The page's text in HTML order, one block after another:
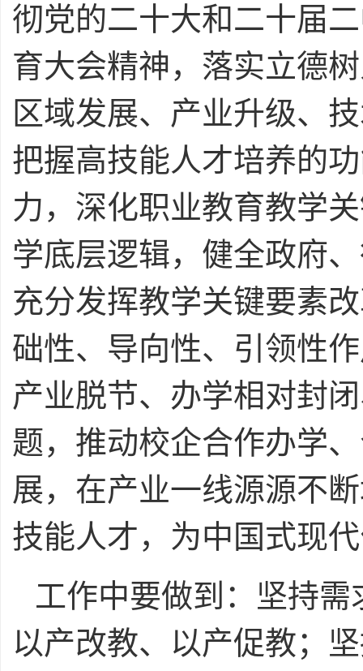
彻党的二十大和二十届
育大会精神，落实立德
区域发展、产业升级、
把握高技能人才培养的
力，深化职业教育教学
学底层逻辑，健全政府
充分发挥教学关键要素
础性、导向性、引领性
产业脱节、办学相对封
题，推动校企合作办学
展，在产业一线源源不
技能人才，为中国式现
工作中要做到：坚持
以产改教、以产促教；